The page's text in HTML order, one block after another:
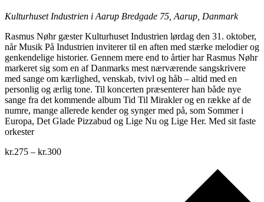
Kulturhuset Industrien i Aarup Bredgade 75, Aarup, Danmark
Rasmus Nøhr gæster Kulturhuset Industrien lørdag den 31. oktober,
når Musik På Industrien inviterer til en aften med stærke melodier og
genkendelige historier. Gennem mere end to årtier har Rasmus Nøhr
markeret sig som en af Danmarks mest nærværende sangskrivere
med sange om kærlighed, venskab, tvivl og håb – altid med en
personlig og ærlig tone. Til koncerten præsenterer han både nye
sange fra det kommende album Tid Til Mirakler og en række af de
numre, mange allerede kender og synger med på, som Sommer i
Europa, Det Glade Pizzabud og Lige Nu og Lige Her. Med sit faste
orkester
kr.275 – kr.300